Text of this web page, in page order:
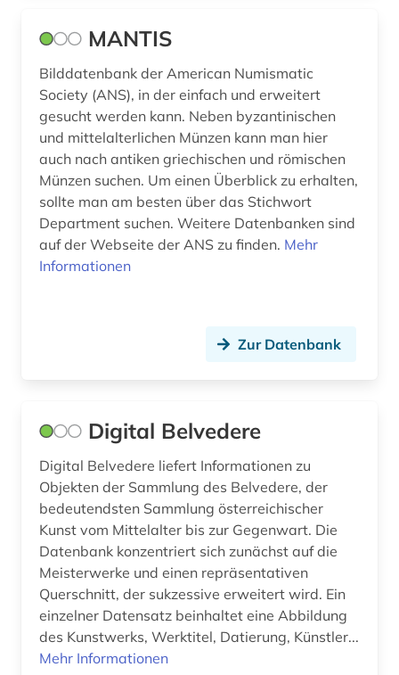
schifffahrtsmuseum (1)
schulpolitik (1)
schweiz (4)
seidenstraße (1)
stadtgeschichte <fach> (1)
stratigraphie (1)
taxonomie (2)
theologie (1)
universitätsgeschichte (1)
usa (2)
verwaltungswissenschaft (2)
MANTIS
Bilddatenbank der American Numismatic
Society (ANS), in der einfach und erweitert
gesucht werden kann. Neben byzantinischen
und mittelalterlichen Münzen kann man hier
auch nach antiken griechischen und römischen
Münzen suchen. Um einen Überblick zu erhalten,
sollte man am besten über das Stichwort
Department suchen. Weitere Datenbanken sind
auf der Webseite der ANS zu finden. Mehr
Informationen
Zur Datenbank
Digital Belvedere
Digital Belvedere liefert Informationen zu
Objekten der Sammlung des Belvedere, der
bedeutendsten Sammlung österreichischer
Kunst vom Mittelalter bis zur Gegenwart. Die
Datenbank konzentriert sich zunächst auf die
Meisterwerke und einen repräsentativen
Querschnitt, der sukzessive erweitert wird. Ein
einzelner Datensatz beinhaltet eine Abbildung
des Kunstwerks, Werktitel, Datierung, Künstler...
Mehr Informationen